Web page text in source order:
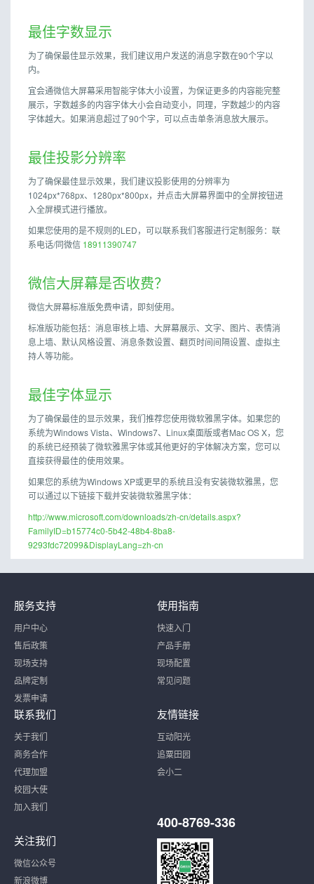
最佳字数显示
为了确保最佳显示效果，我们建议用户发送的消息字数在90个字以
内。
宜会通微信大屏幕采用智能字体大小设置，为保证更多的内容能完整
展示，字数越多的内容字体大小会自动变小，同理，字数越少的内容
字体越大。如果消息超过了90个字，可以点击单条消息放大展示。
最佳投影分辨率
为了确保最佳显示效果，我们建议投影使用的分辨率为
1024px*768px、1280px*800px，并点击大屏幕界面中的全屏按钮进
入全屏模式进行播放。
如果您使用的是不规则的LED，可以联系我们客服进行定制服务：联
系电话/同微信 18911390747
微信大屏幕是否收费？
微信大屏幕标准版免费申请，即刻使用。
标准版功能包括：消息审核上墙、大屏幕展示、文字、图片、表情消
息上墙、默认风格设置、消息条数设置、翻页时间间隔设置、虚拟主
持人等功能。
最佳字体显示
为了确保最佳的显示效果，我们推荐您使用微软雅黑字体。如果您的
系统为Windows Vista、Windows7、Linux桌面版或者Mac OS X，您
的系统已经预装了微软雅黑字体或其他更好的字体解决方案，您可以
直接获得最佳的使用效果。
如果您的系统为Windows XP或更早的系统且没有安装微软雅黑，您
可以通过以下链接下载并安装微软雅黑字体：
http://www.microsoft.com/downloads/zh-cn/details.aspx?
FamilyID=b15774c0-5b42-48b4-8ba8-
9293fdc72099&DisplayLang=zh-cn
服务支持
用户中心
售后政策
现场支持
品牌定制
发票申请
使用指南
快速入门
产品手册
现场配置
常见问题
联系我们
关于我们
商务合作
代理加盟
校园大使
加入我们
友情链接
互动阳光
追粟田园
会小二
关注我们
微信公众号
新浪微博
400-8769-336